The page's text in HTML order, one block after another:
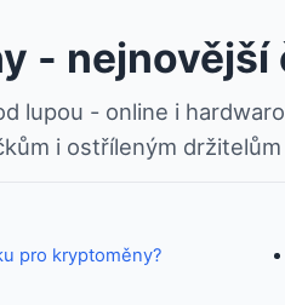
- nejnovější
lupou - online i
i ostříleným
pro kryptoměny?